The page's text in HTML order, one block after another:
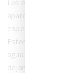
Las
aparecen en la
especialmente en
Estos depósitos
agua atraviesan el
dejando un